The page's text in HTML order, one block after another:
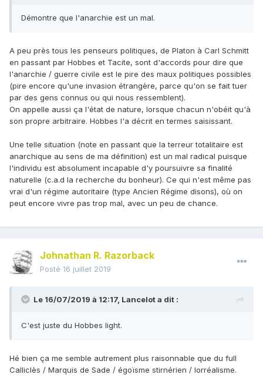
Démontre que l'anarchie est un mal.
A peu près tous les penseurs politiques, de Platon à Carl Schmitt
en passant par Hobbes et Tacite, sont d'accords pour dire que
l'anarchie / guerre civile est le pire des maux politiques possibles
(pire encore qu'une invasion étrangère, parce qu'on se fait tuer
par des gens connus ou qui nous ressemblent).
On appelle aussi ça l'état de nature, lorsque chacun n'obéit qu'à
son propre arbitraire. Hobbes l'a décrit en termes saisissant.
Une telle situation (note en passant que la terreur totalitaire est
anarchique au sens de ma définition) est un mal radical puisque
l'individu est absolument incapable d'y poursuivre sa finalité
naturelle (c.a.d la recherche du bonheur). Ce qui n'est même pas
vrai d'un régime autoritaire (type Ancien Régime disons), où on
peut encore vivre pas trop mal, avec un peu de chance.
Johnathan R. Razorback
Posté 16 juillet 2019
Le 16/07/2019 à 12:17, Lancelota dit :
C'est juste du Hobbes light.
Hé bien ça me semble autrement plus raisonnable que du full
Calliclès / Marquis de Sade / égoïsme stirnérien / lorréalisme.